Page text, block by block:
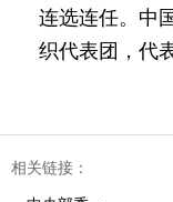
连选连任。中
织代表团，代
相关链接：